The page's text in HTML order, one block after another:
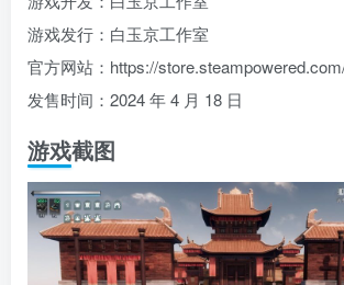
游戏发行：白玉京工作室
官方网站：https://
发售时间：2024 年 4 月 18 日
游戏截图